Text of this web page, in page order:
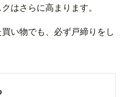
はさらに高まります。
い物でも、必ず戸締りをし